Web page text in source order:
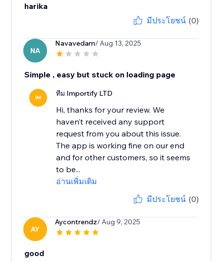
harika
มีประโยชน์ (0)
NA
Navavedam/ Aug 13, 2025
Simple , easy but stuck on loading page
IM ทีม Importify LTD
Hi, thanks for your review. We
haven’t received any support
request from you about this issue.
The app is working fine on our end
and for other customers, so it seems
to be...
อ่านเพิ่มเติม
มีประโยชน์ (0)
AY
Aycontrendz/ Aug 9, 2025
good